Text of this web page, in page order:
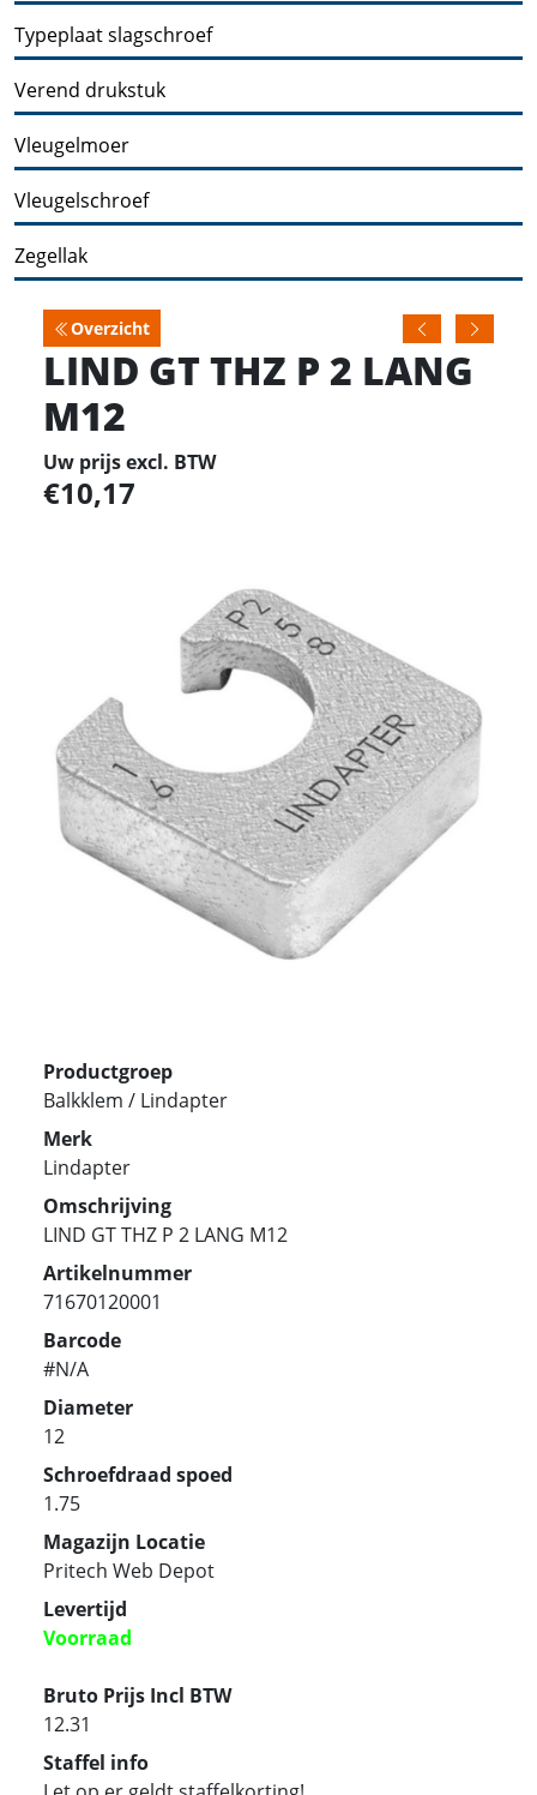
Typeplaat slagschroef
Verend drukstuk
Vleugelmoer
Vleugelschroef
Zegellak
Overzicht
LIND GT THZ P 2 LANG
M12
Uw prijs excl. BTW
10,17
Productgroep
Balkklem / Lindapter
Merk
Lindapter
Omschrijving
LIND GT THZ P 2 LANG M12
Artikelnummer
71670120001
Barcode
#N/A
Diameter
12
Schroefdraad spoed
1.75
Magazijn Locatie
Pritech Web Depot
Levertijd
Voorraad
Bruto Prijs Incl BTW
12.31
Staffel info